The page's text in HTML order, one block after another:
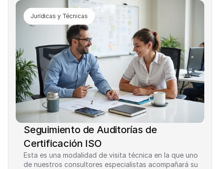
Jurídicas y Técnicas
Seguimiento de Auditorías de
Certificación ISO
Esta es una modalidad de visita técnica en la que uno
de nuestros consultores especialistas acompañará su